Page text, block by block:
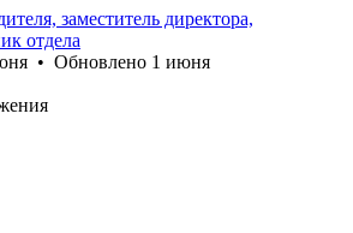
заместитель директора,
отдела
• Обновлено 1 июня